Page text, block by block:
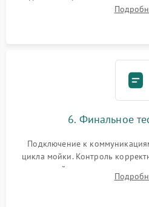
сборка корпуса и
6. Финальное
Подключение к
цикла мойки. Контроль
до нужной температуры,
штатного слива и